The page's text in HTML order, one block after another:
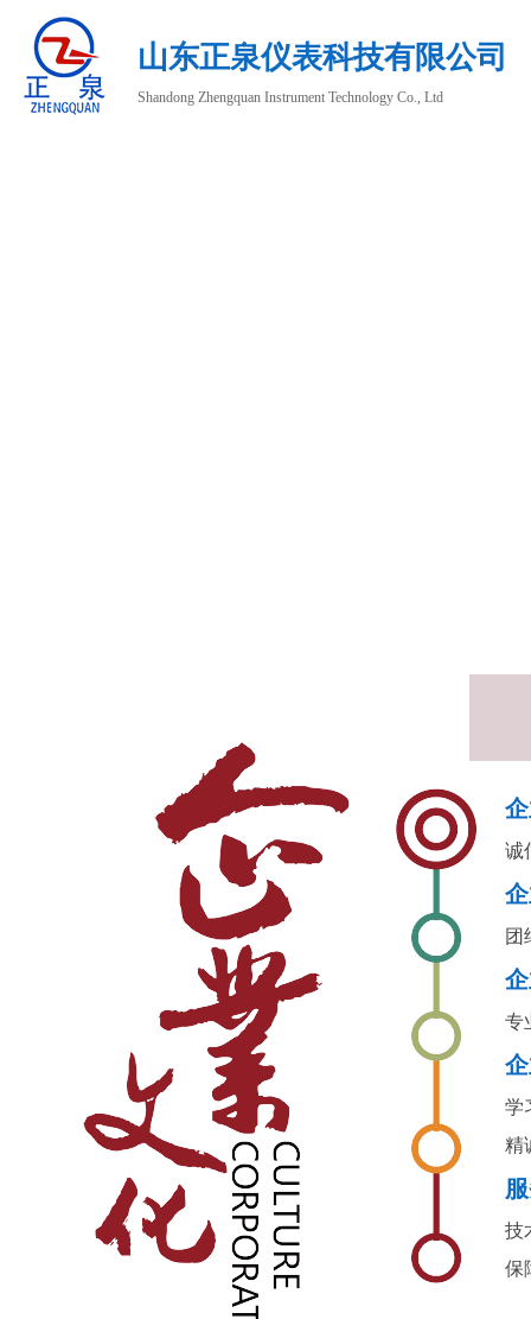
山东正泉仪表科技有限公司
Shandong Zhengquan Instrument Technology Co., Ltd
诚
团
专
学
精
技
保